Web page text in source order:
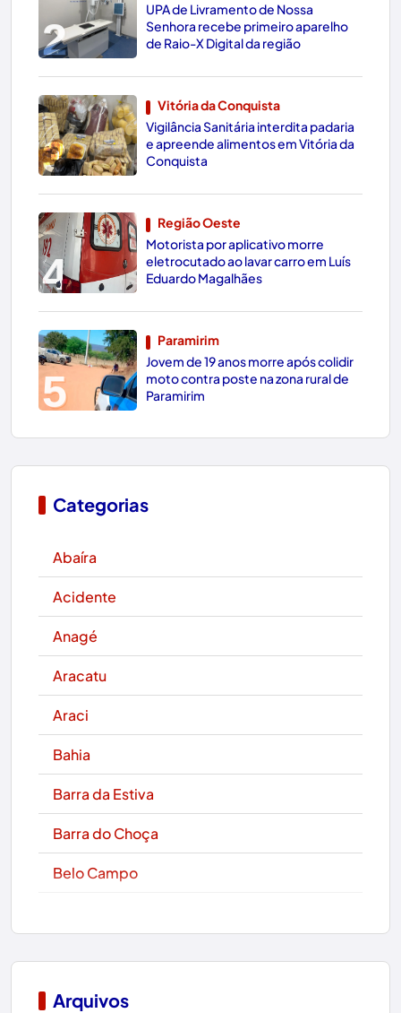
2
UPA de Livramento de Nossa
Senhora recebe primeiro aparelho
de Raio-X Digital da região
3
Vitória da Conquista
Vigilância Sanitária interdita padaria
e apreende alimentos em Vitória da
Conquista
4
Região Oeste
Motorista por aplicativo morre
eletrocutado ao lavar carro em Luís
Eduardo Magalhães
5
Paramirim
Jovem de 19 anos morre após colidir
moto contra poste na zona rural de
Paramirim
Categorias
Abaíra
Acidente
Anagé
Aracatu
Araci
Bahia
Barra da Estiva
Barra do Choça
Belo Campo
Boquira
Arquivos